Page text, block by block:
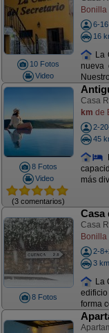
10 Fotos
Video
Bonilla
6-
16
La
nueva
8 Fotos
Video
(3 comentarios)
Casa
km de
2-
45
más
8 Fotos
Casa
Casa
Bonilla
2-
3
La
forma